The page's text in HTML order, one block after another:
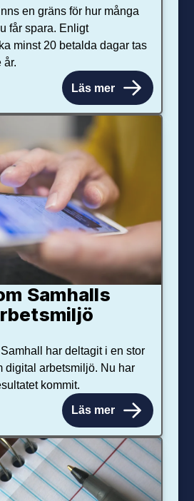
en gräns för hur många
får spara. Enligt
minst 20 betalda dagar tas
år.
Läs mer
Samhalls
har deltagit i en stor
digital arbetsmiljö. Nu har
kommit.
Läs mer